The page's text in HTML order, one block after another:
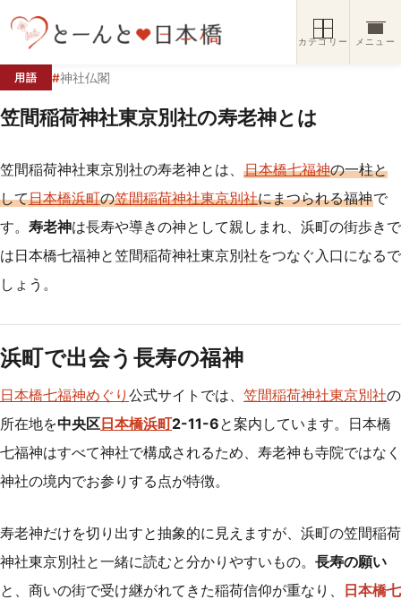
カテゴリー メニュー
用語 #神社仏閣
笠間稲荷神社東京別社の寿老神とは
笠間稲荷神社東京別社の寿老神とは、 日本橋七福神の一柱と
して日本橋浜町の笠間稲荷神社東京別社にまつられる福神で
す。 寿老神は長寿や導きの神として親しまれ、浜町の街歩きで
は日本橋七福神と笠間稲荷神社東京別社をつなぐ入口になるで
しょう。
浜町で出会う長寿の福神
日本橋七福神めぐり 公式サイトでは、 笠間稲荷神社東京別社の
所在地を中央区日本橋浜町2-11-6と案内しています。日本橋
七福神はすべて神社で構成されるため、寿老神も寺院ではなく
神社の境内でお参りする点が特徴。
寿老神だけを切り出すと抽象的に見えますが、浜町の笠間稲荷
神社東京別社と一緒に読むと分かりやすいもの。 長寿の願い
と、商いの街で受け継がれてきた稲荷信仰が重なり、 日本橋七